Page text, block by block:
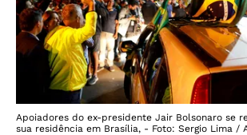
Apoiadores do ex-presidente Jair Bolsonaro se
sua residência em Brasília, - Foto: Sergio Lima /